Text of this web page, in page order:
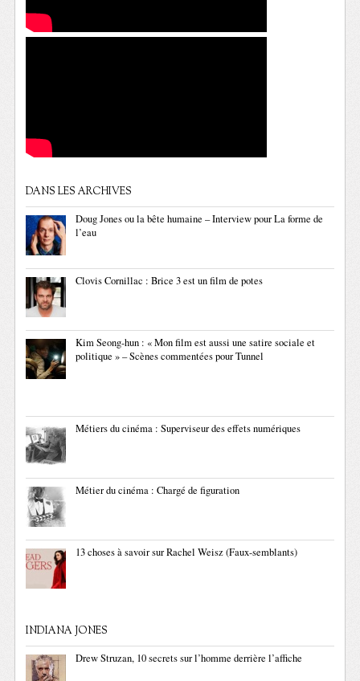
DANS LES ARCHIVES
Doug Jones ou la bête humaine – Interview pour La forme de
l’eau
Clovis Cornillac : Brice 3 est un film de potes
Kim Seong-hun : « Mon film est aussi une satire sociale et
politique » – Scènes commentées pour Tunnel
Métiers du cinéma : Superviseur des effets numériques
Métier du cinéma : Chargé de figuration
13 choses à savoir sur Rachel Weisz (Faux-semblants)
INDIANA JONES
Drew Struzan, 10 secrets sur l’homme derrière l’affiche